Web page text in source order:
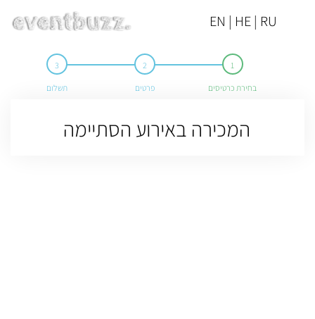
EN | HE | RU
בחירת כרטיסים פרטים תשלום
המכירה באירוע הסתיימה